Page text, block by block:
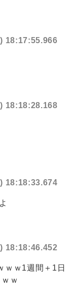
18:17:55.966
18:18:28.168
18:18:33.674
18:18:46.452
ｗｗ1週間＋1日
ｗ